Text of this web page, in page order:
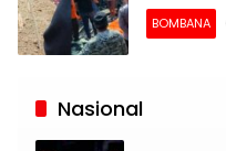
BOMBANA
Siaran
Nasional